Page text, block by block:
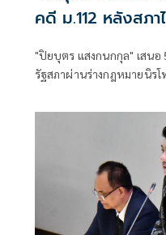
คดี ม.112 หลังสภา
"ปิยบุตร แสงกนกกุล" เสนอ
รัฐสภาผ่านร่างกฎหมายนิร
อัยการใช้ดุลพินิจ